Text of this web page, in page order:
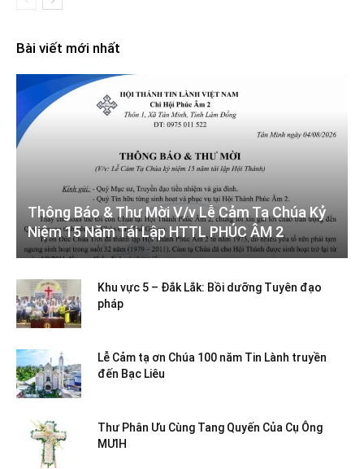
Bài viết mới nhất
Thông Báo & Thư Mời V/v Lễ Cảm Tạ Chúa Kỷ
Niệm 15 Năm Tái Lập HTTL PHÚC ÂM 2
Khu vực 5 – Đắk Lắk: Bồi dưỡng Tuyên đạo
pháp
Lễ Cảm tạ ơn Chúa 100 năm Tin Lành truyền
đến Bạc Liêu
Thư Phân Ưu Cùng Tang Quyến Của Cụ Ông
MƯIH